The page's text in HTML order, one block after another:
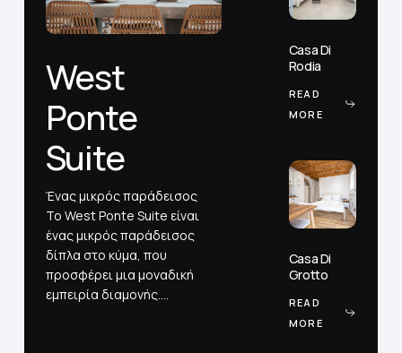
West
Ponte
Suite
Ένας μικρός παράδεισος
Το West Ponte Suite είναι
ένας μικρός παράδεισος
δίπλα στο κύμα, που
προσφέρει μια μοναδική
εμπειρία διαμονής.…
Rodia
Di
Casa Di
Rodia
READ
MORE
Casa
Di
Grotto
Di
Casa Di
Grotto
READ
MORE